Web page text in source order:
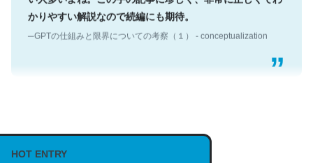
かりやすい解説なので続編にも期待。
─GPTの仕組みと限界についての考察（１） - conceptualization
説してる記事が少ないので貴重な良記事。/続編来た
https://isobe324649.hatenablog.com/entry/2023/03/27
HOT ENTRY